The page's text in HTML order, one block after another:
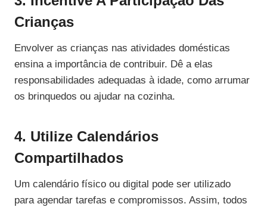
Crianças
Envolver as crianças nas atividades domésticas
ensina a importância de contribuir. Dê a elas
responsabilidades adequadas à idade, como arrumar
os brinquedos ou ajudar na cozinha.
4. Utilize Calendários
Compartilhados
Um calendário físico ou digital pode ser utilizado
para agendar tarefas e compromissos. Assim, todos